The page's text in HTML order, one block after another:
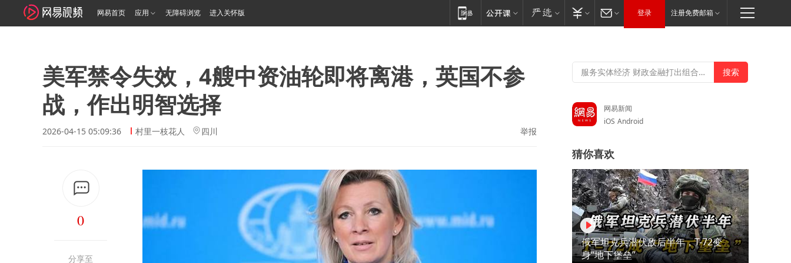
网易首页 应用 无障碍浏览 进入关怀版 登录 注册免费邮箱
美军禁令失效，4艘中资油轮即将离港，英国不参
战，作出明智选择
2026-04-15 05:09:36 村里一枝花人 四川 举报
0
分享至
网易新闻
iOS Android
猜你喜欢
俄军坦克兵潜伏敌后半年，T-72变
身“地下堡垒”